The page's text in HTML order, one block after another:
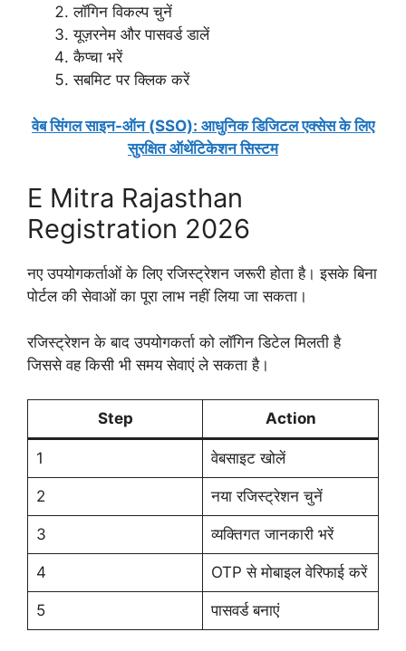
लॉगिन विकल्प चुनें
यूज़रनेम और पासवर्ड डालें
कैप्चा भरें
सबमिट पर क्लिक करें
वेब सिंगल साइन-ऑन (SSO): आधुनिक डिजिटल एक्सेस के लिए
सुरक्षित ऑथेंटिकेशन सिस्टम
E Mitra Rajasthan
Registration 2026
नए उपयोगकर्ताओं के लिए रजिस्ट्रेशन जरूरी होता है। इसके बिना
पोर्टल की सेवाओं का पूरा लाभ नहीं लिया जा सकता।
रजिस्ट्रेशन के बाद उपयोगकर्ता को लॉगिन डिटेल मिलती है
जिससे वह किसी भी समय सेवाएं ले सकता है।
Step Action
1 वेबसाइट खोलें
2 नया रजिस्ट्रेशन चुनें
3 व्यक्तिगत जानकारी भरें
4 OTP से मोबाइल वेरिफाई करें
5 पासवर्ड बनाएं